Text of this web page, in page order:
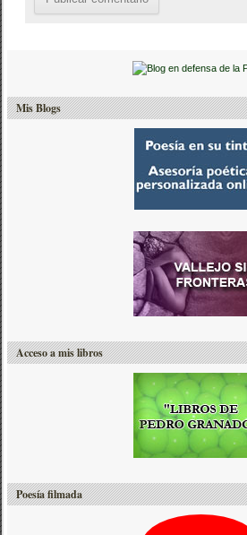
Mis Blogs
Acceso a mis libros
Poesía filmada